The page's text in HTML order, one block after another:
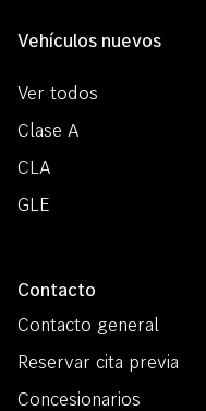
Vehículos nuevos
Ver todos
Clase A
CLA
GLE
Contacto
Contacto general
Reservar cita previa
Concesionarios